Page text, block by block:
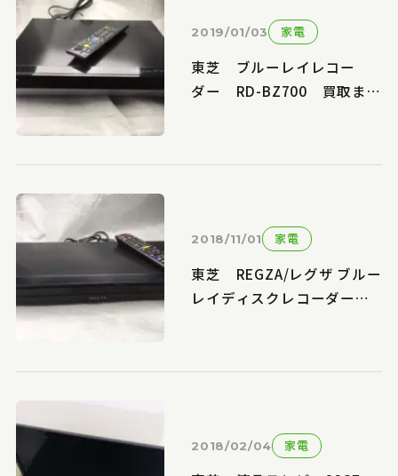
2019/01/03 家電
東芝 ブルーレイレコー
ダー RD-BZ700 買取まし
2018/11/01 家電
東芝 REGZA/レグザ ブルー
レイディスクレコーダー
2018/02/04 家電